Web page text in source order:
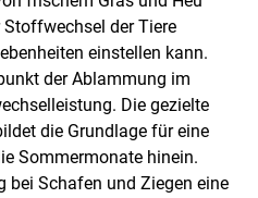
der Tiere
einstellen kann.
der Ablammung im
Die gezielte
die Grundlage für eine
Sommermonate hinein.
bei Schafen und Ziegen eine